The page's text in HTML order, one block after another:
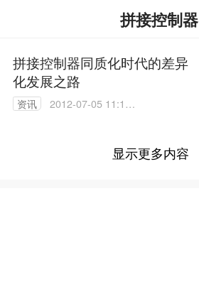
拼接控制器
拼接控制器同质化时代的差异
化发展之路
资讯
2012-07-05 11:13:
显示更多内容